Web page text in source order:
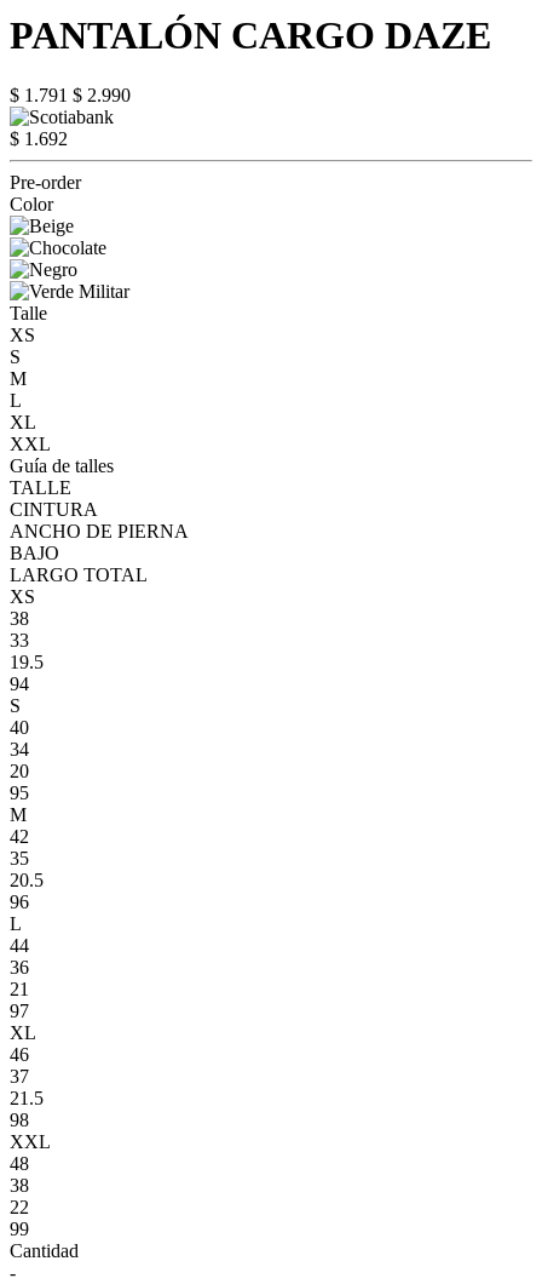
PANTALÓN CARGO DAZE
$ 1.791 $ 2.990
$ 1.692
Pre-order
Color
Talle
XS
S
M
L
XL
XXL
Guía de talles
TALLE
CINTURA
ANCHO DE PIERNA
BAJO
LARGO TOTAL
XS
38
33
19.5
94
S
40
34
20
95
M
42
35
20.5
96
L
44
36
21
97
XL
46
37
21.5
98
XXL
48
38
22
99
Cantidad
-